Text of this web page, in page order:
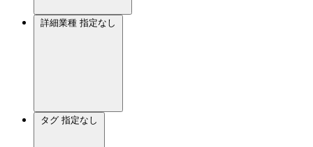
詳細業種 指定なし
タグ 指定なし